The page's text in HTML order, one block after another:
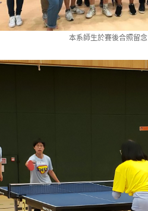
本系師生於賽後合照留念